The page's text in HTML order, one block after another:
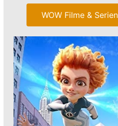
WOW Filme &